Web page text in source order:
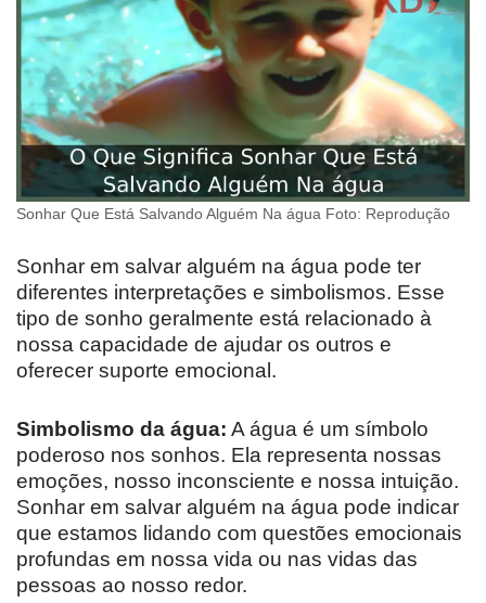
Sonhar Que Está Salvando Alguém Na água Foto: Reprodução
Sonhar em salvar alguém na água pode ter
diferentes interpretações e simbolismos. Esse
tipo de sonho geralmente está relacionado à
nossa capacidade de ajudar os outros e
oferecer suporte emocional.
Simbolismo da água: A água é um símbolo
poderoso nos sonhos. Ela representa nossas
emoções, nosso inconsciente e nossa intuição.
Sonhar em salvar alguém na água pode indicar
que estamos lidando com questões emocionais
profundas em nossa vida ou nas vidas das
pessoas ao nosso redor.